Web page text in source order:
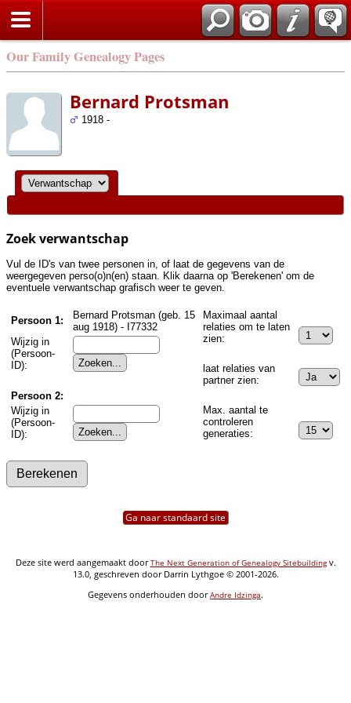
Our Family Genealogy Pages
Bernard Protsman
1918 -
Zoek verwantschap
Vul de ID's van twee personen in, of laat de gegevens van de
weergegeven perso(o)n(en) staan. Klik daarna op 'Berekenen' om de
eventuele verwantschap grafisch weer te geven.
Persoon 1:
Bernard Protsman (geb. 15
aug 1918) - I77332
Wijzig in
(Persoon-
ID):
Persoon 2:
Wijzig in
(Persoon-
ID):
Maximaal aantal
relaties om te laten
zien:
laat relaties van
partner zien:
Max. aantal te
controleren
generaties:
Ga naar standaard site
Deze site werd aangemaakt doorThe Next Generation of Genealogy Sitebuildingv.
13.0, geschreven door Darrin Lythgoe © 2001-2026.
Gegevens onderhouden doorAndre Idzinga.